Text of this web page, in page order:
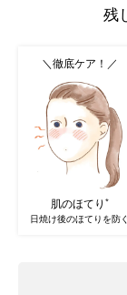
残
＼徹底ケア！／
肌のほてり *
日焼け後のほてりを防